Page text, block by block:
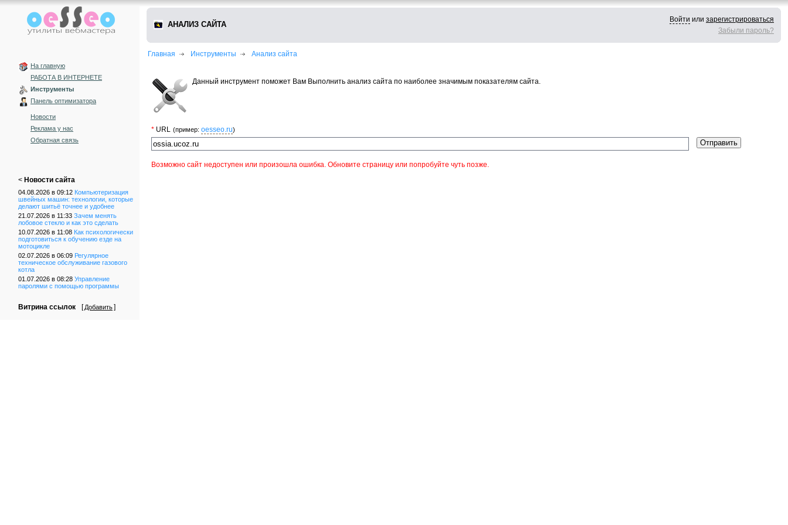
На главную
РАБОТА В ИНТЕРНЕТЕ
Инструменты
Панель оптимизатора
Новости
Реклама у нас
Обратная связь
< Новости сайта
04.08.2026 в 09:12 Компьютеризация
швейных машин: технологии, которые
делают шитьё точнее и удобнее
21.07.2026 в 11:33 Зачем менять
лобовое стекло и как это сделать
10.07.2026 в 11:08 Как психологически
подготовиться к обучению езде на
мотоцикле
02.07.2026 в 06:09 Регулярное
техническое обслуживание газового
котла
01.07.2026 в 08:28 Управление
паролями с помощью программы
Витрина ссылок [ Добавить]
АНАЛИЗ САЙТА
Войти или зарегистрироваться
Забыли пароль?
Главная Инструменты Анализ сайта
Данный инструмент поможет Вам Выполнить анализ сайта по наиболее значимым показателям сайта.
* URL (пример: oesseo.ru)
Возможно сайт недоступен или произошла ошибка. Обновите страницу или попробуйте чуть позже.